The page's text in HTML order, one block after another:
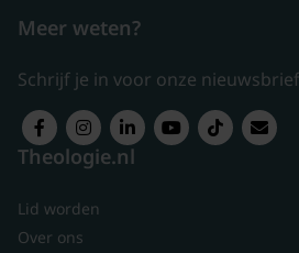
Meer weten?
Schrijf je in voor onze
Theologie.nl
Lid worden
Over ons